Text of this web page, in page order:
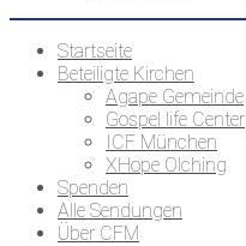
Startseite
Beteiligte Kirchen
Agape Gemeinde
Gospel life Center
ICF München
XHope Olching
Spenden
Alle Sendungen
Über CFM